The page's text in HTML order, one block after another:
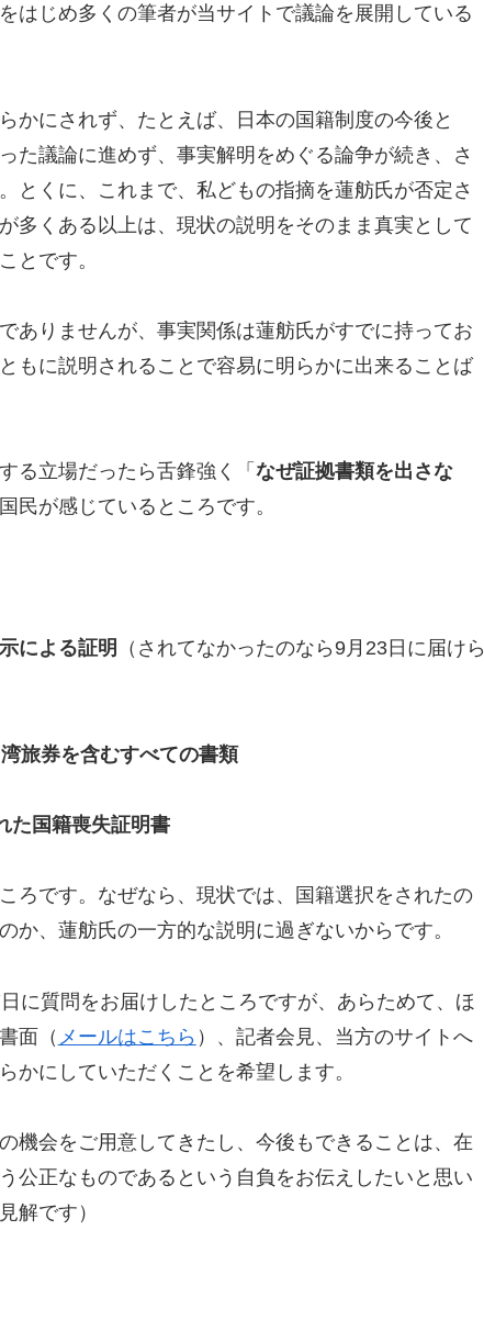
はじめ多くの筆者が当サイトで議論を展開している
かにされず、たとえば、日本の国籍制度の今後と
た議論に進めず、事実解明をめぐる論争が続き、さ
とくに、これまで、私どもの指摘を蓮舫氏が否定さ
多くある以上は、現状の説明をそのまま真実として
とです。
ありませんが、事実関係は蓮舫氏がすでに持ってお
もに説明されることで容易に明らかに出来ることば
る立場だったら舌鋒強く「 なぜ証拠書類を出さな
民が感じているところです。
による証明
（されてなかったのなら9月23日に届けら
旅券を含むすべての書類
た国籍喪失証明書
ろです。なぜなら、現状では、国籍選択をされたの
か、蓮舫氏の一方的な説明に過ぎないからです。
に質問をお届けしたところですが、あらためて、ほ
面（ メールはこちら ）、記者会見、当方のサイトへ
かにしていただくことを希望します。
機会をご用意してきたし、今後もできることは、在
公正なものであるという自負をお伝えしたいと思い
解です）